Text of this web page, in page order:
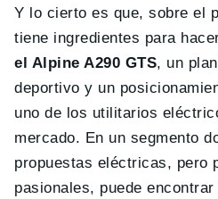
Y lo cierto es que, sobre el
tiene ingredientes para
el Alpine A290 GTS, un
deportivo y un
uno de los utilitarios
mercado. En un segmento
propuestas eléctricas, pero
pasionales, puede